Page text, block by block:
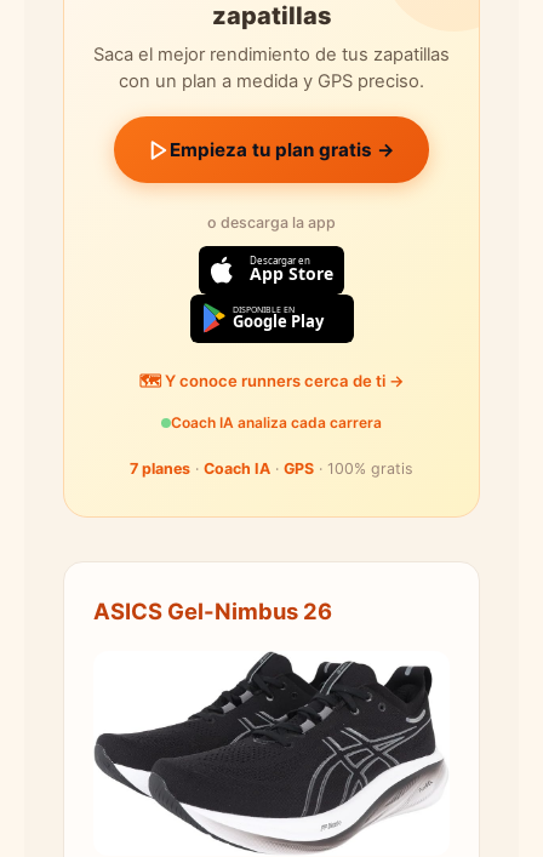
zapatillas
Saca el mejor rendimiento de tus zapatillas
con un plan a medida y GPS preciso.
Empieza tu plan gratis →
o descarga la app
Descargar en
App Store
DISPONIBLE EN
Google Play
🗺️ Y conoce runners cerca de ti →
Coach IA analiza cada carrera
7 planes · Coach IA · GPS · 100% gratis
ASICS Gel-Nimbus 26